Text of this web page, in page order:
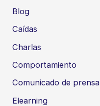
Blog
Caídas
Charlas
Comportamiento
Comunicado de prensa
Elearning